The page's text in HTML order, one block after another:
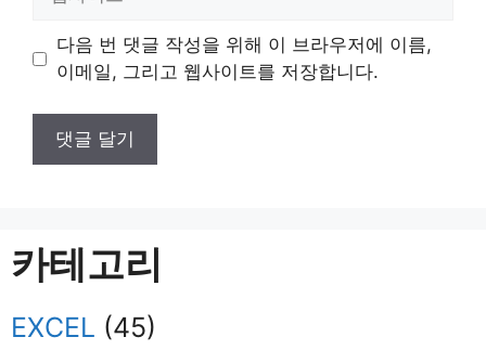
트
다음 번 댓글 작성을 위해 이 브라우저에 이름,
이메일, 그리고 웹사이트를 저장합니다.
카테고리
EXCEL (45)